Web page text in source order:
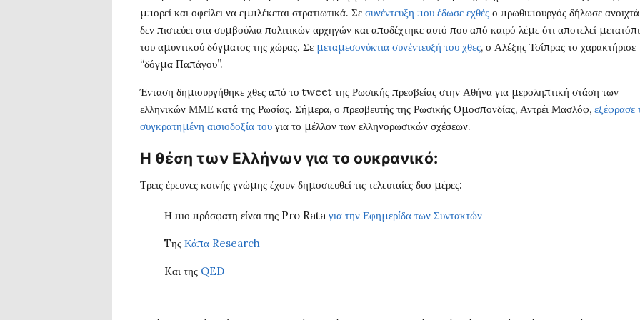
μπορεί και οφείλει να εμπλέκεται στρατιωτικά. Σε συνέντευξη που έδωσε εχθές ο πρωθυπουργός δήλωσε
δεν πιστεύει στα συμβούλια πολιτικών αρχηγών και αποδέχτηκε αυτό που από καιρό λέμε ότι αποτελεί
του αμυντικού δόγματος της χώρας. Σε μεταμεσονύκτια συνέντευξή του χθες, ο Αλέξης Τσίπρας το χαρακτήρισε
“δόγμα Παπάγου”.
Ένταση δημιουργήθηκε χθες από το tweet της Ρωσικής πρεσβείας στην Αθήνα για μεροληπτική στάση των
ελληνικών ΜΜΕ κατά της Ρωσίας. Σήμερα, ο πρεσβευτής της Ρωσικής Ομοσπονδίας, Αντρέι Μασλόφ, εξέφρασε
συγκρατημένη αισιοδοξία του για το μέλλον των ελληνορωσικών σχέσεων.
Η θέση των Ελλήνων για το ουκρανικό:
Τρεις έρευνες κοινής γνώμης έχουν δημοσιευθεί τις τελευταίες δυο μέρες:
Η πιο πρόσφατη είναι της Pro Rata για την Εφημερίδα των Συντακτών
Tης Κάπα Research
Kαι της QED